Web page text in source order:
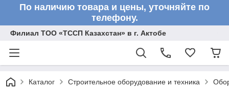
По наличию товара и цены, уточняйте по
телефону.
Филиал ТОО «ТССП Казахстан» в г. Актобе
Каталог Строительное оборудование и техника